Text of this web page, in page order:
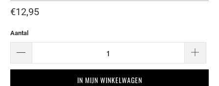
€12,95
Aantal
IN MIJN WINKELWAGEN